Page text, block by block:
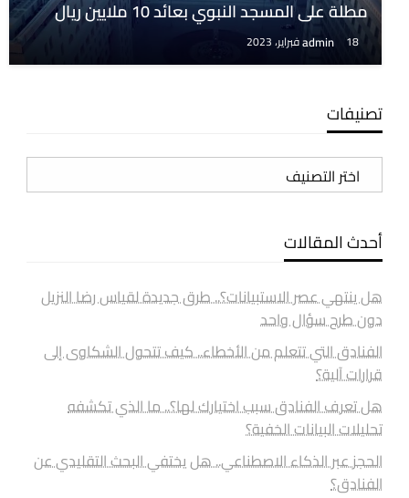
مطلة على المسجد النبوي بعائد 10 ملايين ريال
admin 18 فبراير، 2023
تصنيفات
تصنيفات
أحدث المقالات
هل ينتهي عصر الاستبيانات؟.. طرق جديدة لقياس رضا النزيل
دون طرح سؤال واحد
الفنادق التي تتعلم من الأخطاء.. كيف تتحول الشكاوى إلى
قرارات آلية؟
هل تعرف الفنادق سبب اختيارك لها؟.. ما الذي تكشفه
تحليلات البيانات الخفية؟
الحجز عبر الذكاء الاصطناعي.. هل يختفي البحث التقليدي عن
الفنادق؟